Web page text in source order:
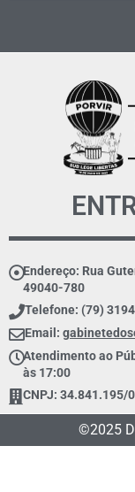
Endereço: Rua
49040-780
Telefone: (79)
Email:
Atendimento ao
às 17:00
CNPJ: 34.841.195/
©2025